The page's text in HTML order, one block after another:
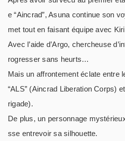
e “Aincrad”, Asuna continue son
met tout en faisant équipe avec
Avec l’aide d’Argo, chercheuse
rogresser sans heurts…
Mais un affrontement éclate entre
“ALS” (Aincrad Liberation Corps)
rigade).
De plus, un personnage
sse entrevoir sa silhouette.